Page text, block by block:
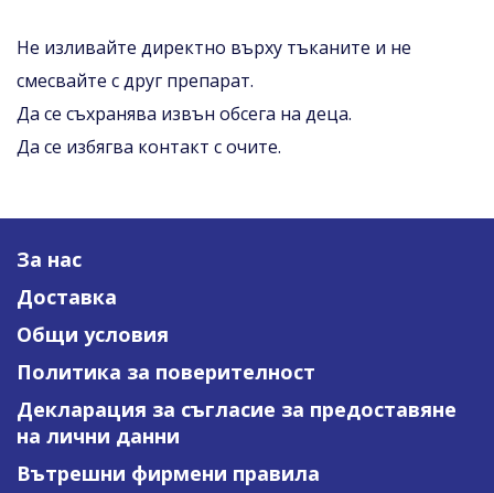
Не изливайте директно върху тъканите и не
смесвайте с друг препарат.
Да се съхранява извън обсега на деца.
Да се избягва контакт с очите.
За нас
Доставка
Общи условия
Политика за поверителност
Декларация за съгласие за предоставяне
на лични данни
Вътрешни фирмени правила